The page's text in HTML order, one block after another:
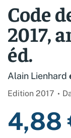
Code
2017,
éd.
Alain Lienhard
Edition 2017
4,88